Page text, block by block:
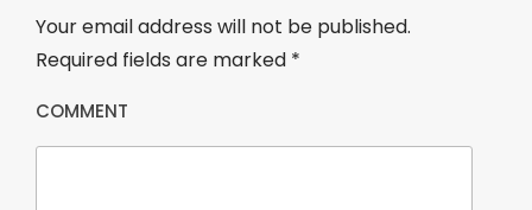
Your email address will not be published.
Required fields are marked *
COMMENT